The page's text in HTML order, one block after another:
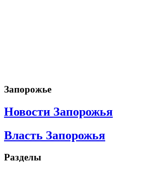
Запорожье
Новости Запорожья
Власть Запорожья
Разделы